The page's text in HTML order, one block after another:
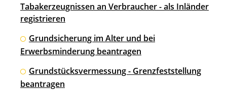
Tabakerzeugnissen an Verbraucher - als Inländer
registrieren
Grundsicherung im Alter und bei
Erwerbsminderung beantragen
Grundstücksvermessung - Grenzfeststellung
beantragen